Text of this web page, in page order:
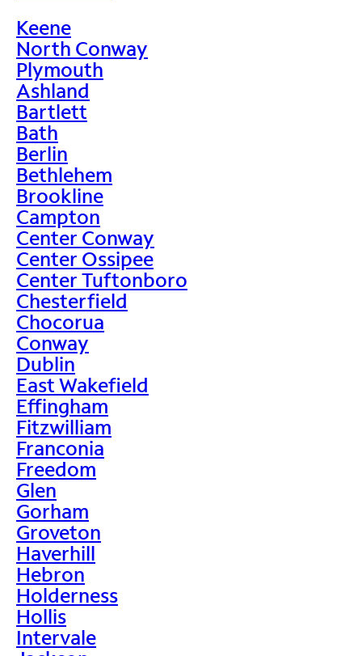
Keene
North Conway
Plymouth
Ashland
Bartlett
Bath
Berlin
Bethlehem
Brookline
Campton
Center Conway
Center Ossipee
Center Tuftonboro
Chesterfield
Chocorua
Conway
Dublin
East Wakefield
Effingham
Fitzwilliam
Franconia
Freedom
Glen
Gorham
Groveton
Haverhill
Hebron
Holderness
Hollis
Intervale